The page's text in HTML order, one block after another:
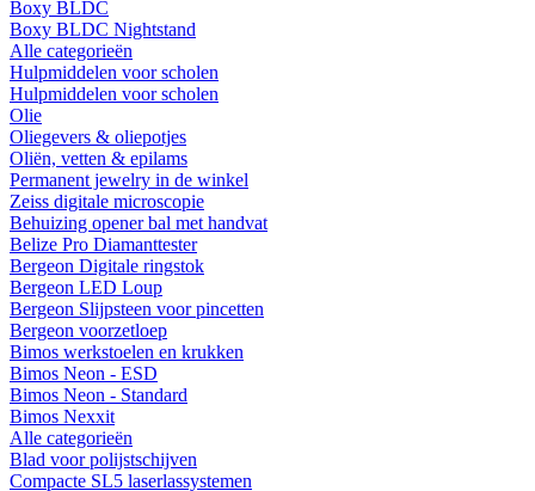
Boxy BLDC
Boxy BLDC Nightstand
Alle categorieën
Hulpmiddelen voor scholen
Hulpmiddelen voor scholen
Olie
Oliegevers & oliepotjes
Oliën, vetten & epilams
Permanent jewelry in de winkel
Zeiss digitale microscopie
Behuizing opener bal met handvat
Belize Pro Diamanttester
Bergeon Digitale ringstok
Bergeon LED Loup
Bergeon Slijpsteen voor pincetten
Bergeon voorzetloep
Bimos werkstoelen en krukken
Bimos Neon - ESD
Bimos Neon - Standard
Bimos Nexxit
Alle categorieën
Blad voor polijstschijven
Compacte SL5 laserlassystemen